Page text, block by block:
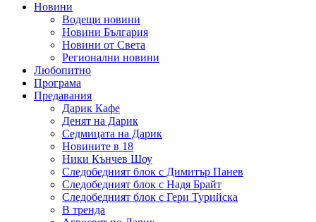
Новини
Водещи новини
Новини България
Новини от Света
Регионални новини
Любопитно
Програма
Предавания
Дарик Кафе
Денят на Дарик
Седмицата на Дарик
Новините в 18
Ники Кънчев Шоу
Следобедният блок с Димитър Панев
Следобедният блок с Надя Брайт
Следобедният блок с Гери Турийска
В тренда